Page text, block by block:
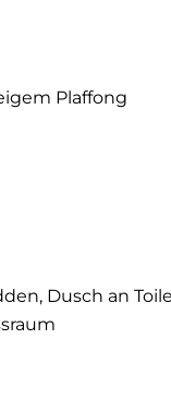
Plaffong
Dusch an